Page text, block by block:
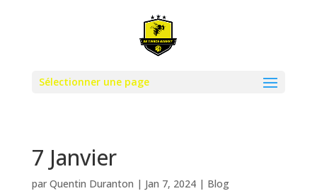
Sélectionner une page
7 Janvier
par Quentin Duranton | Jan 7, 2024| Blog